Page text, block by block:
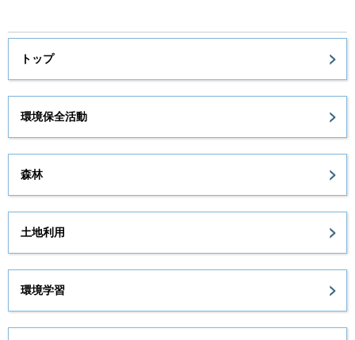
トップ
環境保全活動
森林
土地利用
環境学習